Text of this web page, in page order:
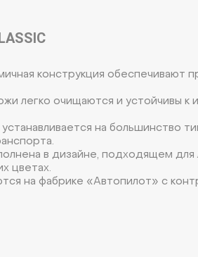
конструкция обеспечивают
легко очищаются и устойчивы
на большинство
в дизайне, подходящем
цветах.
на фабрике «Автопилот» с